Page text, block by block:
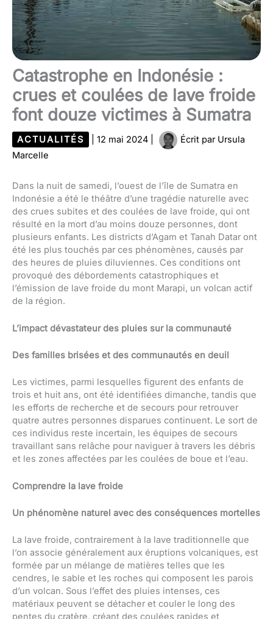
Catastrophe en Indonésie :
crues et coulées de lave froide
font douze victimes à Sumatra
ACTUALITÉS 12 mai 2024 Écrit par Ursula
Marcelle
Dans la nuit de samedi, l’ouest de l’île de Sumatra en
Indonésie a été le théâtre d’une tragédie naturelle avec
des crues subites et des coulées de lave froide, qui ont
résulté en la mort d’au moins douze personnes, dont
plusieurs enfants. Les districts d’Agam et Tanah Datar ont
été les plus touchés par ces phénomènes, causés par
des heures de pluies diluviennes. Ces conditions ont
provoqué des débordements catastrophiques et
l’émission de lave froide du mont Marapi, un volcan actif
de la région.
L’impact dévastateur des pluies sur la communauté
Des familles brisées et des communautés en deuil
Les victimes, parmi lesquelles figurent des enfants de
trois et huit ans, ont été identifiées dimanche, tandis que
les efforts de recherche et de secours pour retrouver
quatre autres personnes disparues continuent. Le sort de
ces individus reste incertain, les équipes de secours
travaillant sans relâche pour naviguer à travers les débris
et les zones affectées par les coulées de boue et l’eau.
Comprendre la lave froide
Un phénomène naturel avec des conséquences mortelles
La lave froide, contrairement à la lave traditionnelle que
l’on associe généralement aux éruptions volcaniques, est
formée par un mélange de matières telles que les
cendres, le sable et les roches qui composent les parois
d’un volcan. Sous l’effet des pluies intenses, ces
matériaux peuvent se détacher et couler le long des
pentes du cratère, créant des coulées rapides et